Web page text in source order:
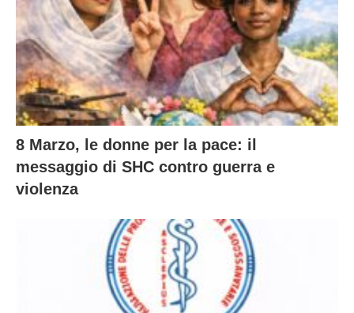
8 Marzo, le donne per la pace: il
messaggio di SHC contro guerra e
violenza